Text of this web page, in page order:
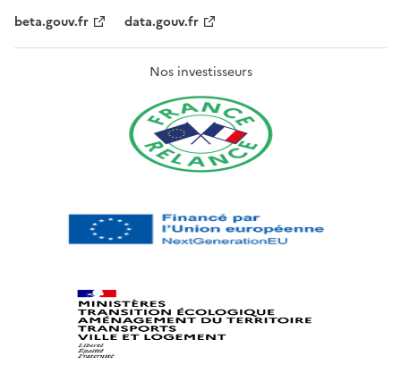
beta.gouv.fr
data.gouv.fr
Nos investisseurs